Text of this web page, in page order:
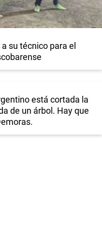
su técnico para el
está cortada la
de un árbol. Hay que